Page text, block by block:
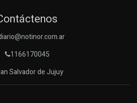
1166170045
Salvador de Jujuy